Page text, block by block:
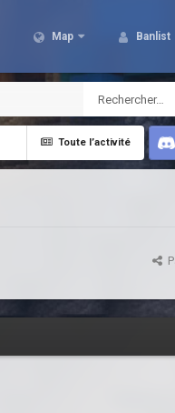
Map Banlist
Toute l’activité